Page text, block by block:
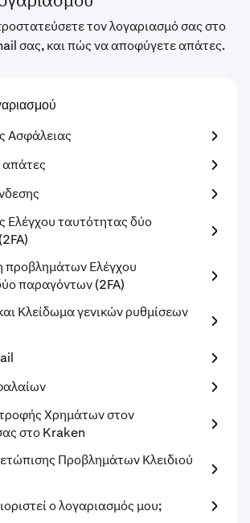
τον λογαριασμό σας στο
σας, και πώς να αποφύγετε απάτες.
Ασφάλειας
απάτες
Ελέγχου ταυτότητας δύο
προβλημάτων Ελέγχου
παραγόντων (2FA)
Κλείδωμα γενικών ρυθμίσεων
Χρημάτων στον
στο Kraken
Προβλημάτων Κλειδιού
ο λογαριασμός μου;